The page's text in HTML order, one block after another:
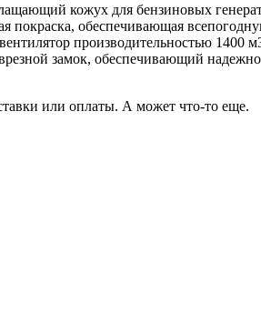
кожух для бензиновых
покраска, обеспечивающая
производительностью 1400
замок, обеспечивающий
или оплаты. А может что-то еще.